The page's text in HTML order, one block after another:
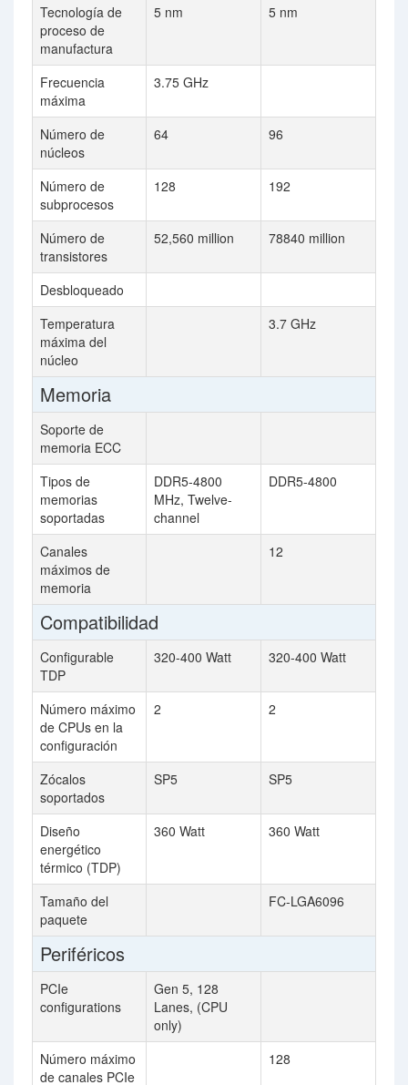
Tecnología de
proceso de
manufactura
5 nm 5 nm
Frecuencia
máxima
3.75 GHz
Número de
núcleos
64 96
Número de
subprocesos
128 192
Número de
transistores
52,560 million 78840 million
Desbloqueado
Temperatura
máxima del
núcleo
3.7 GHz
Memoria
Soporte de
memoria ECC
Tipos de
memorias
soportadas
DDR5-4800
MHz, Twelve-
channel
DDR5-4800
Canales
máximos de
memoria
12
Compatibilidad
Configurable
TDP
320-400 Watt 320-400 Watt
Número máximo
de CPUs en la
configuración
2 2
Zócalos
soportados
SP5 SP5
Diseño
energético
térmico (TDP)
360 Watt 360 Watt
Tamaño del
paquete
FC-LGA6096
Periféricos
PCIe
configurations
Gen 5, 128
Lanes, (CPU
only)
Número máximo
de canales PCIe
128